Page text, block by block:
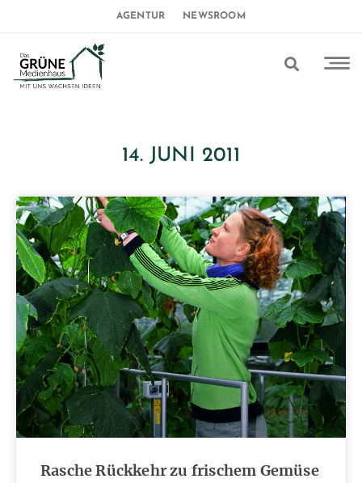
AGENTUR NEWSROOM
14. JUNI 2011
Rasche Rückkehr zu frischem Gemüse